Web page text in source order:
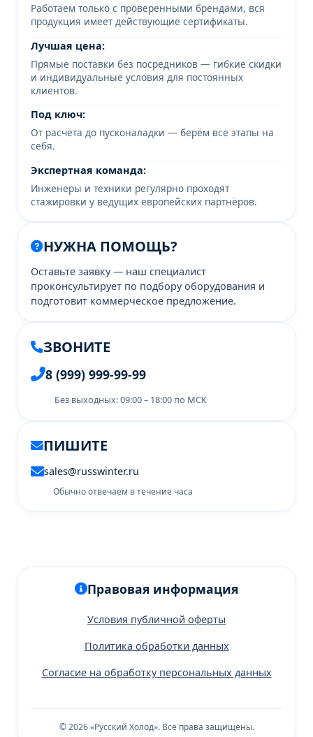
Работаем только с проверенными брендами, вся
продукция имеет действующие сертификаты.
Лучшая цена:
Прямые поставки без посредников — гибкие скидки
и индивидуальные условия для постоянных
клиентов.
Под ключ:
От расчёта до пусконаладки — берём все этапы на
себя.
Экспертная команда:
Инженеры и техники регулярно проходят
стажировки у ведущих европейских партнёров.
НУЖНА ПОМОЩЬ?
Оставьте заявку — наш специалист
проконсультирует по подбору оборудования и
подготовит коммерческое предложение.
ЗВОНИТЕ
8 (999) 999-99-99
Без выходных: 09:00 – 18:00 по МСК
ПИШИТЕ
sales@russwinter.ru
Обычно отвечаем в течение часа
Правовая информация
Условия публичной оферты
Политика обработки данных
Согласие на обработку персональных данных
© 2026 «Русский Холод». Все права защищены.